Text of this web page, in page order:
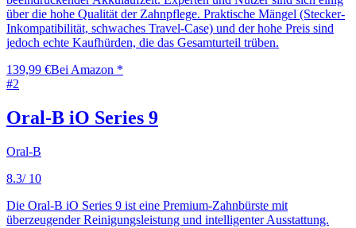
über die hohe Qualität der Zahnpflege. Praktische Mängel (Stecker-
Inkompatibilität, schwaches Travel-Case) und der hohe Preis sind
jedoch echte Kaufhürden, die das Gesamturteil trüben.
139,99 €Bei Amazon *
#2
Oral-B iO Series 9
Oral-B
8.3/ 10
Die Oral-B iO Series 9 ist eine Premium-Zahnbürste mit
überzeugender Reinigungsleistung und intelligenter Ausstattung.